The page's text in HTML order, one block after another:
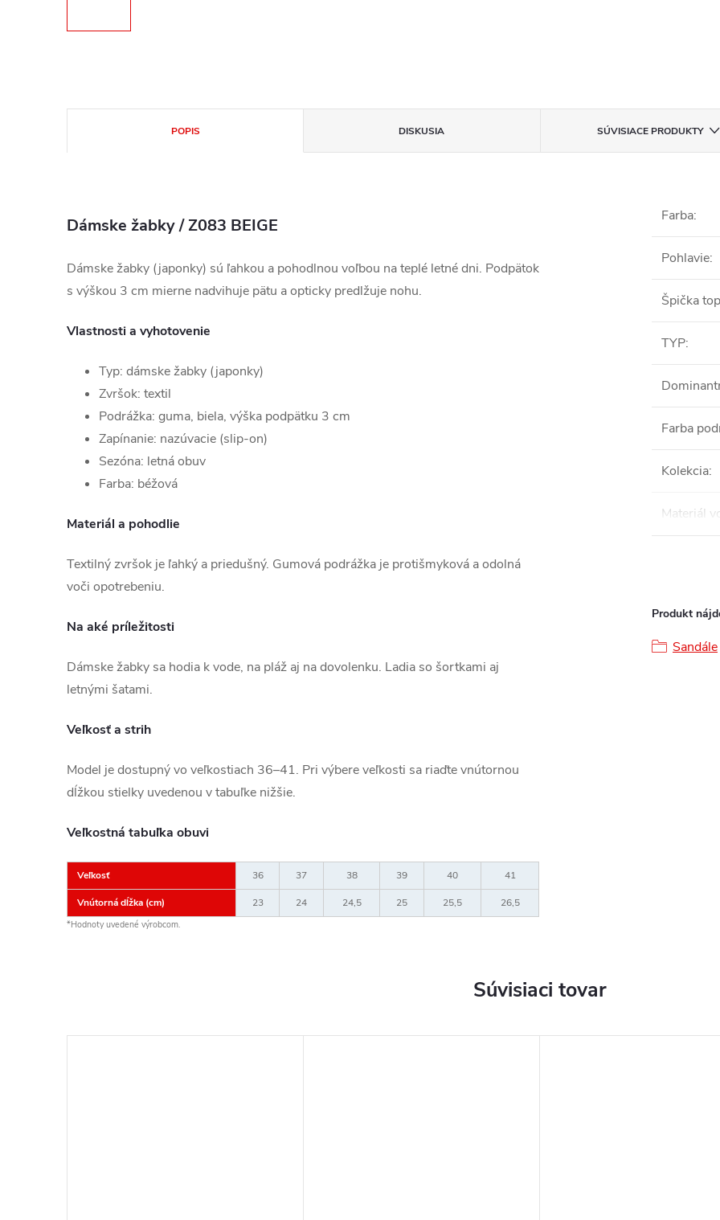
POPIS DISKUSIA SÚVISIACE PRODUKTY
Dámske žabky / Z083 BEIGE
Dámske žabky (japonky) sú ľahkou a pohodlnou voľbou na teplé letné dni. Podpätok
s výškou 3 cm mierne nadvihuje pätu a opticky predlžuje nohu.
Vlastnosti a vyhotovenie
Typ: dámske žabky (japonky)
Zvršok: textil
Podrážka: guma, biela, výška podpätku 3 cm
Zapínanie: nazúvacie (slip-on)
Sezóna: letná obuv
Farba: béžová
Materiál a pohodlie
Textilný zvršok je ľahký a priedušný. Gumová podrážka je protišmyková a odolná
voči opotrebeniu.
Na aké príležitosti
Dámske žabky sa hodia k vode, na pláž aj na dovolenku. Ladia so šortkami aj
letnými šatami.
Veľkosť a strih
Model je dostupný vo veľkostiach 36–41. Pri výbere veľkosti sa riaďte vnútornou
dĺžkou stielky uvedenou v tabuľke nižšie.
Veľkostná tabuľka obuvi
Veľkosť 36 37 38 39 40 41
Vnútorná dĺžka (cm) 23 24 24,5 25 25,5 26,5
*Hodnoty uvedené výrobcom.
Farba:
Pohlavie:
Špička
TYP:
Farba
Kolekcia:
Materiál
Produkt
Sandále
Súvisiaci tovar